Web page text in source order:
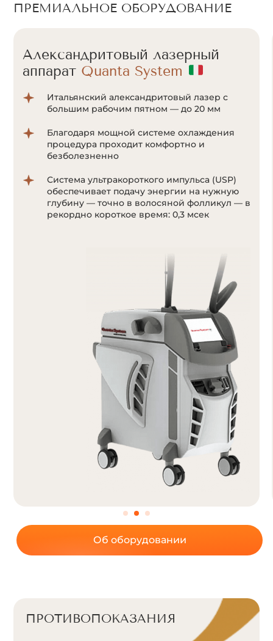
ПРЕМИАЛЬНОЕ ОБОРУДОВАНИЕ
Александритовый лазерный
аппарат Cunosure Apogee+
Отсутствие болевых ощущений за счет
мощной системы охлаждения Zimmer;
Система ультракороткого импульса
позволяет воздействовать на волоски даже
с минимальным количеством пигмента
Об оборудовании
ПРОТИВОПОКАЗАНИЯ